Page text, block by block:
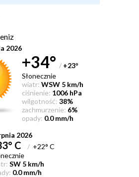
2026
+34° / +23°
Słonecznie
wiatr: WSW 5 km/h
ciśnienie: 1006 hPa
wilgotność: 38%
zachmurzenie: 6%
opady: 0.0 mm/h
2026
C /+22° C
SW 5 km/h
0.0 mm/h